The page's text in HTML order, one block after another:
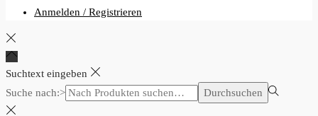
Anmelden / Registrieren